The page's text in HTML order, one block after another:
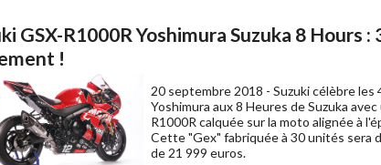
GSX-R1000R Yoshimura Suzuka 8 Hours :
!
20 septembre 2018 - Suzuki célèbre les
Yoshimura aux 8 Heures de Suzuka
R1000R calquée sur la moto alignée à
Cette "Gex" fabriquée à 30 unités sera
de 21 999 euros.